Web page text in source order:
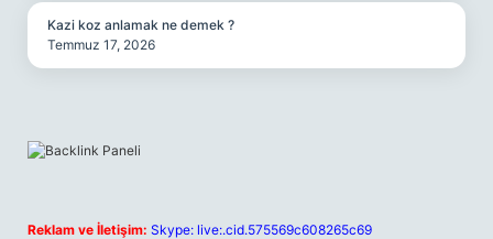
Kazi koz anlamak ne demek ?
Temmuz 17, 2026
Reklam ve İletişim: Skype: live:.cid.575569c608265c69